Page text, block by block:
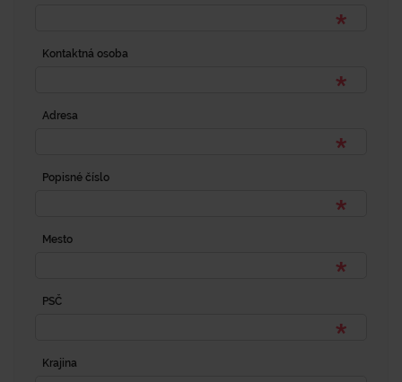
Kontaktná osoba
Adresa
Popisné číslo
Mesto
PSČ
Krajina